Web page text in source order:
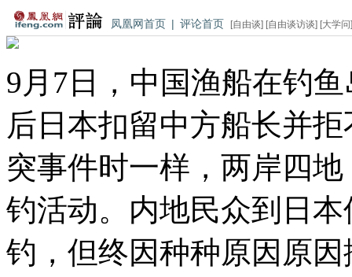
凤凰网首页 | 评论首页 [自由谈] [自由谈访谈] [大学问
9月7日，中国渔船在钓
后日本扣留中方船长并
突事件时一样，两岸四
钓活动。内地民众到日
钓，但终因种种原因原